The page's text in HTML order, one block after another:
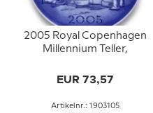
2005 Royal Copenhagen
Millennium Teller,
EUR 73,57
Artikelnr.: 1903105